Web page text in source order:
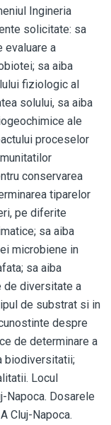
Ingineria
solicitate: sa
evaluare a
sa aiba
fiziologic al
solului, sa aiba
ale
proceselor
conservarea
tiparelor
pe diferite
sa aiba
microbiene in
sa aiba
de diversitate a
de substrat si in
despre
de determinare a
biodiversitatii;
Locul
Napoca. Dosarele
Cluj-Napoca.